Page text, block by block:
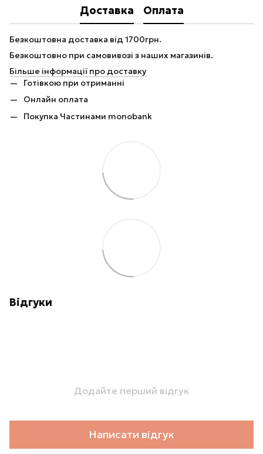
Доставка Оплата
Безкоштовна доставка від 1700грн.
Безкоштовно при самовивозі з наших магазинів.
Більше інформації про доставку
Готівкою при отриманні
Онлайн оплата
Покупка Частинами monobank
Відгуки
Додайте перший відгук
Написати відгук